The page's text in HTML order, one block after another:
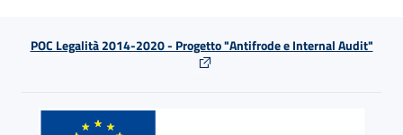
POC Legalità 2014-2020 - Progetto "Antifrode e Internal Audit"